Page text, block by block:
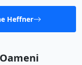
Heffner